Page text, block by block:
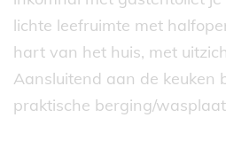
inkomhal met gastentoilet je
lichte leefruimte met
hart van het huis, met
praktische berging/